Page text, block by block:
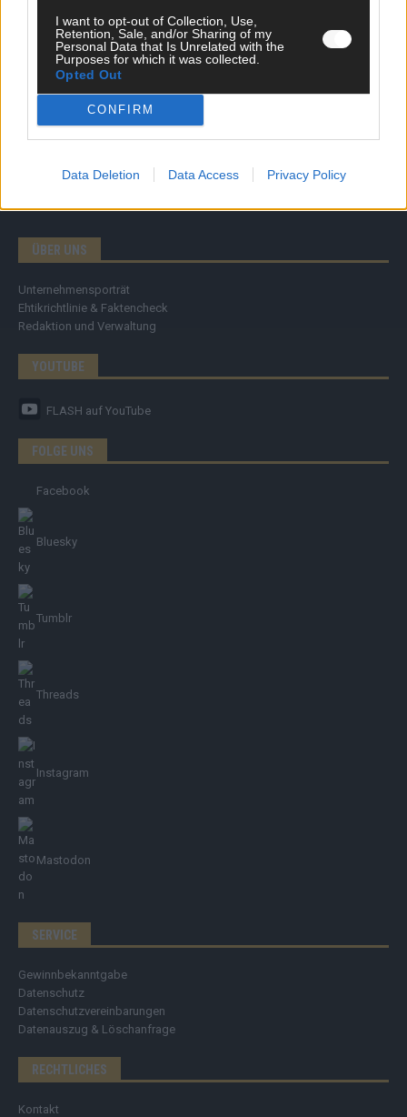
I want to opt-out of Collection, Use,
Retention, Sale, and/or Sharing of my
Personal Data that Is Unrelated with the
Purposes for which it was collected.
Opted Out
CONFIRM
Data Deletion Data Access Privacy Policy
Meinung
Streams & Storys
Eurovision
FLASH – DAS VIDEOPORTAL
ÜBER UNS
Unternehmensporträt
Ehtikrichtlinie & Faktencheck
Redaktion und Verwaltung
YOUTUBE
FLASH auf YouTube
FOLGE UNS
Facebook
Bluesky
Tumblr
Threads
Instagram
Mastodon
SERVICE
Gewinnbekanntgabe
Datenschutz
Datenschutzvereinbarungen
Datenauszug & Löschanfrage
RECHTLICHES
Kontakt